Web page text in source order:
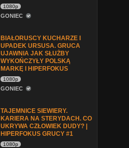
1080p
GONIEC
BIAŁORUSCY KUCHARZE I
UPADEK URSUSA. GRUCA
UJAWNIA JAK SŁUŻBY
WYKOŃCZYŁY POLSKĄ
MARKĘ I HIPERFOKUS
1080p
GONIEC
TAJEMNICE SIEWIERY.
KARIERA NA STERYDACH. CO
UKRYWA CZŁOWIEK DUDY? |
HIPERFOKUS GRUCY #1
1080p